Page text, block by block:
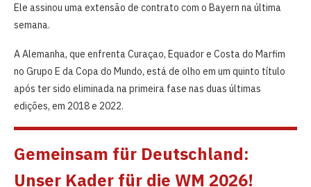
Ele assinou uma extensão de contrato com o Bayern na última
semana.
A Alemanha, que enfrenta Curaçao, Equador e Costa do Marfim
no Grupo E da Copa do Mundo, está de olho em um quinto título
após ter sido eliminada na primeira fase nas duas últimas
edições, em 2018 e 2022.
Gemeinsam für Deutschland:
Unser Kader für die WM 2026!